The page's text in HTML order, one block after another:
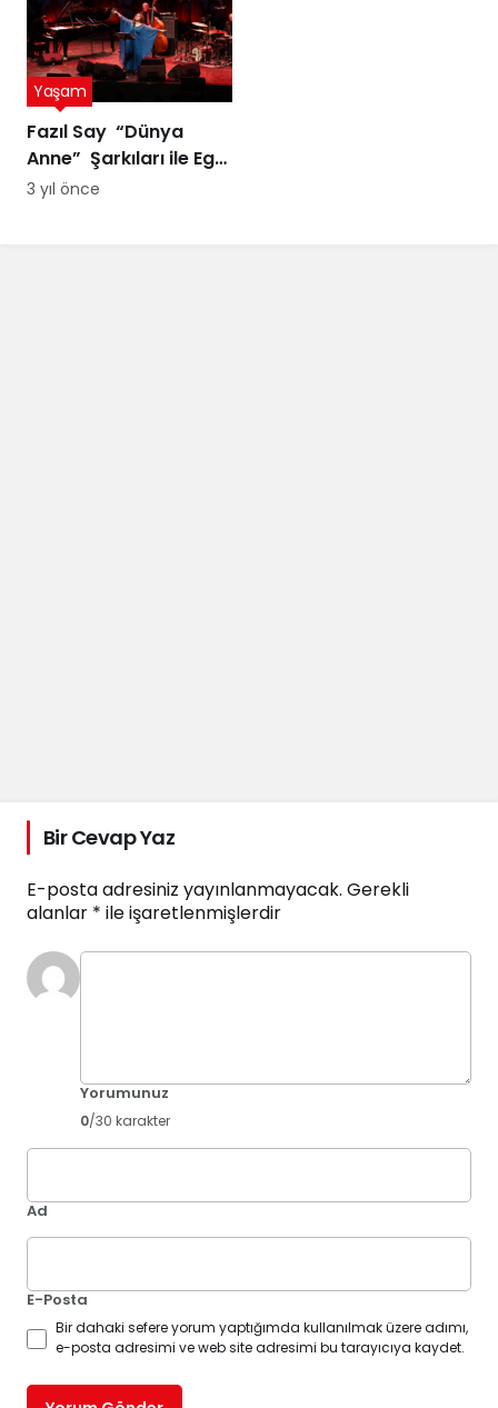
Fazıl Say “Dünya
Anne” Şarkıları ile Ege
Turnesi’nde
Yaşam
3 yıl önce
Bir Cevap Yaz
E-posta adresiniz yayınlanmayacak. Gerekli
alanlar * ile işaretlenmişlerdir
Yorumunuz
0/30 karakter
Ad
E-Posta
Bir dahaki sefere yorum yaptığımda kullanılmak üzere adımı,
e-posta adresimi ve web site adresimi bu tarayıcıya kaydet.